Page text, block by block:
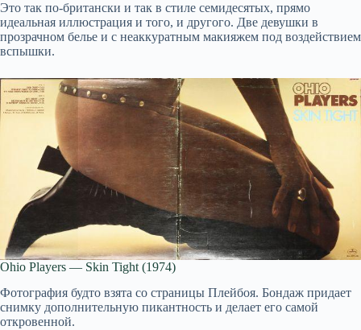
Это так по-британски и так в стиле семидесятых, прямо
идеальная иллюстрация и того, и другого. Две девушки в
прозрачном белье и с неаккуратным макияжем под воздействием
вспышки.
Ohio Players — Skin Tight (1974)
Фотография будто взята со страницы Плейбоя. Бондаж придает
снимку дополнительную пикантность и делает его самой
откровенной.